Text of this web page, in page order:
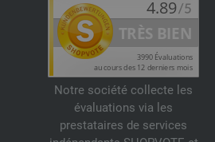
Notre société collecte les
évaluations via les
prestataires de services